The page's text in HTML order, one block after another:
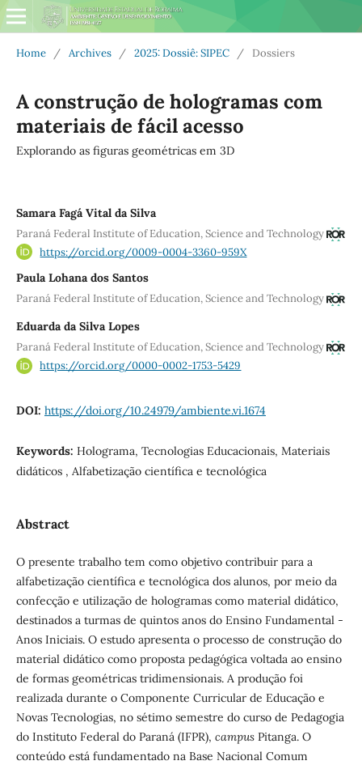
Home / Archives / 2025: Dossiê: SIPEC / Dossiers
A construção de hologramas com
materiais de fácil acesso
Explorando as figuras geométricas em 3D
Samara Fagá Vital da Silva
Paraná Federal Institute of Education, Science and Technology
https://orcid.org/0009-0004-3360-959X
Paula Lohana dos Santos
Paraná Federal Institute of Education, Science and Technology
Eduarda da Silva Lopes
Paraná Federal Institute of Education, Science and Technology
https://orcid.org/0000-0002-1753-5429
DOI: https://doi.org/10.24979/ambiente.vi.1674
Keywords: Holograma, Tecnologias Educacionais, Materiais
didáticos , Alfabetização científica e tecnológica
Abstract
O presente trabalho tem como objetivo contribuir para a
alfabetização científica e tecnológica dos alunos, por meio da
confecção e utilização de hologramas como material didático,
destinados a turmas de quintos anos do Ensino Fundamental -
Anos Iniciais. O estudo apresenta o processo de construção do
material didático como proposta pedagógica voltada ao ensino
de formas geométricas tridimensionais. A produção foi
realizada durante o Componente Curricular de Educação e
Novas Tecnologias, no sétimo semestre do curso de Pedagogia
do Instituto Federal do Paraná (IFPR), campusPitanga. O
conteúdo está fundamentado na Base Nacional Comum